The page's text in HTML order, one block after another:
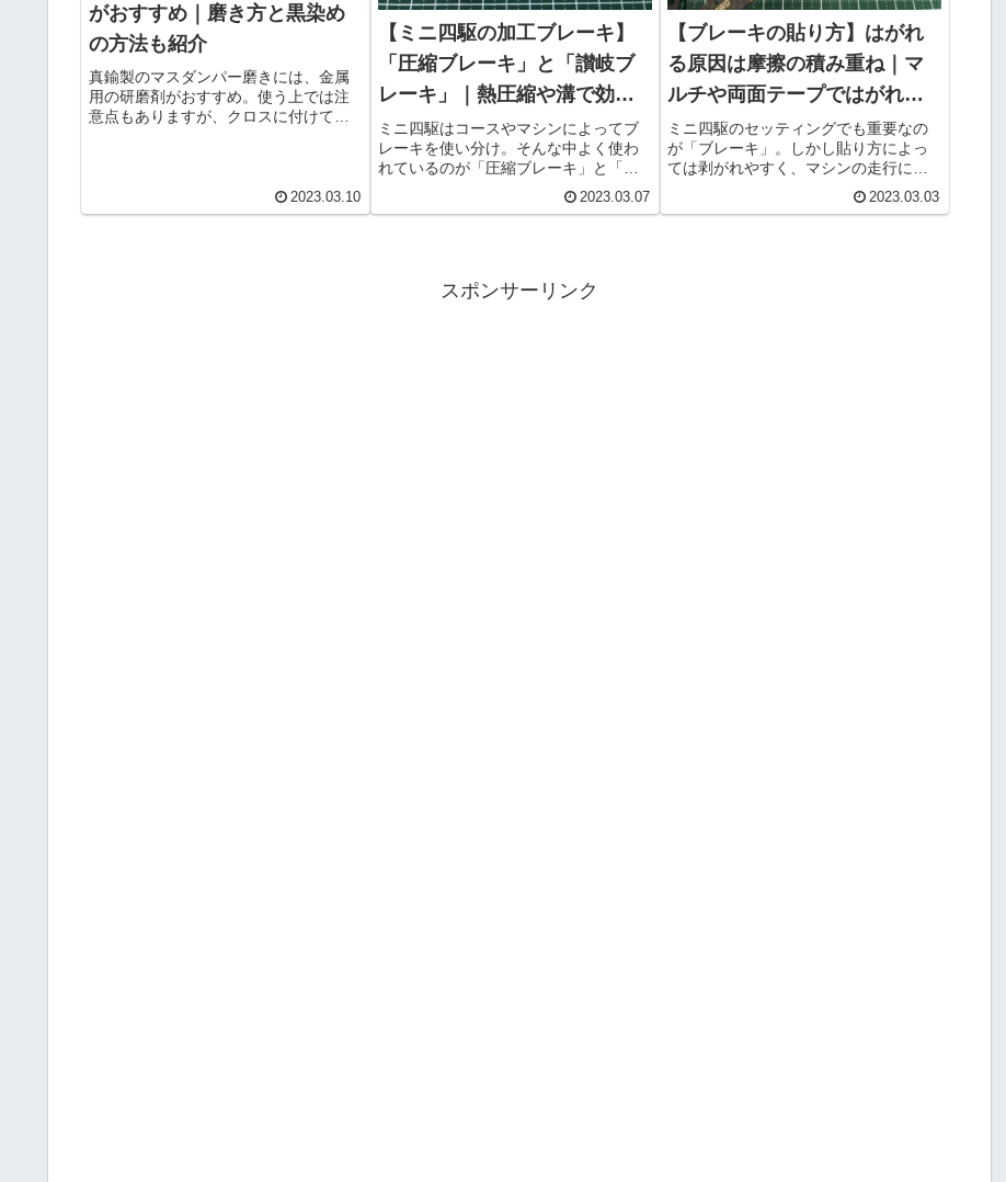
がおすすめ｜磨き方と黒染め
の方法も紹介
真鍮製のマスダンパー磨きには、金属
用の研磨剤がおすすめ。使う上では注
意点もありますが、クロスに付けて磨
ですが、見た目の違うマスダンパーを
使うことができます。
2023.03.10
【ミニ四駆の加工ブレーキ】
「圧縮ブレーキ」と「讃岐ブ
レーキ」｜熱圧縮や溝で効果
が変わる
ミニ四駆はコースやマシンによってブ
レーキを使い分け。そんな中よく使わ
れているのが「圧縮ブレーキ」と「讃
岐ブレーキ」。アイロンなどでスポン
ジに熱を加えて圧縮。また電熱線など
2023.03.07
【ブレーキの貼り方】はがれ
る原因は摩擦の積み重ね｜マ
ルチや両面テープではがれづ
らく
ミニ四駆のセッティングでも重要なの
が「ブレーキ」。しかし貼り方によっ
ては剥がれやすく、マシンの走行にも
影響が出てきます。しかしマルチテー
プや両面テープを工夫して使う事で、
2023.03.03
スポンサーリンク